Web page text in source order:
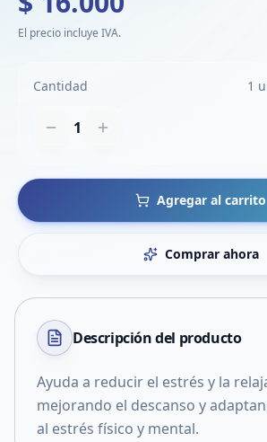
El precio incluye IVA.
Cantidad 1
1
Agregar al carrito
Comprar ahora
Descripción del producto
Ayuda a reducir el estrés y la
mejorando el descanso y
al estrés físico y mental.